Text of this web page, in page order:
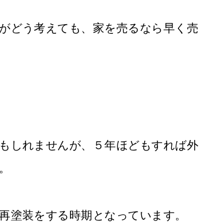
どう考えても、家を売るなら早く売
しれませんが、５年ほどもすれば外
塗装をする時期となっています。